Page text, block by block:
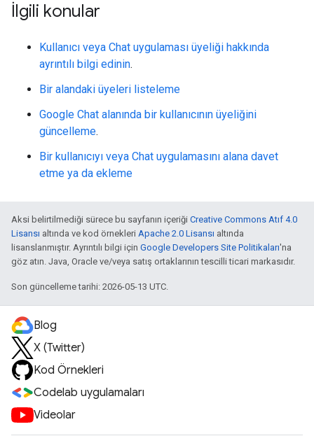
İlgili konular
Kullanıcı veya Chat uygulaması üyeliği hakkında
ayrıntılı bilgi edinin.
Bir alandaki üyeleri listeleme
Google Chat alanında bir kullanıcının üyeliğini
güncelleme.
Bir kullanıcıyı veya Chat uygulamasını alana davet
etme ya da ekleme
Aksi belirtilmediği sürece bu sayfanın içeriği Creative Commons Atıf 4.0
Lisansı altında ve kod örnekleri Apache 2.0 Lisansı altında
lisanslanmıştır. Ayrıntılı bilgi için Google Developers Site Politikaları'na
göz atın. Java, Oracle ve/veya satış ortaklarının tescilli ticari markasıdır.
Son güncelleme tarihi: 2026-05-13 UTC.
Blog
X (Twitter)
Kod Örnekleri
Codelab uygulamaları
Videolar